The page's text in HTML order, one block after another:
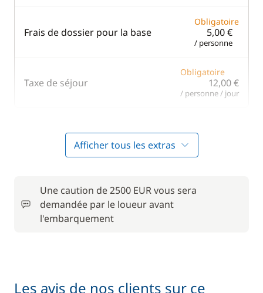
Frais de dossier pour la base
Obligatoire
5,00 €
/ personne
Taxe de séjour
Obligatoire
12,00 €
/ personne / jour
En option
Fuel
125,00 €
Afficher tous les extras
Une caution de 2500 EUR vous sera
demandée par le loueur avant
l'embarquement
Les avis de nos clients sur ce